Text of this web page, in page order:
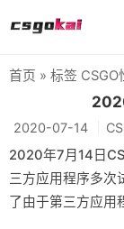
首页 » 标签
2020-07-14
2020年7月14日
三方应用程序多
了由于第三方应用